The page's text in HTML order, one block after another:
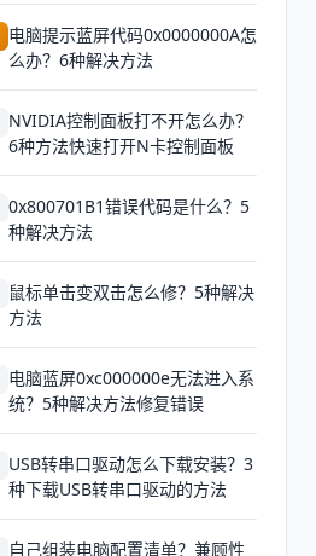
电脑提示蓝屏代码0x0000000A怎
么办？6种解决方法
NVIDIA控制面板打不开怎么办？
6种方法快速打开N卡控制面板
0x800701B1错误代码是什么？5
种解决方法
鼠标单击变双击怎么修？5种解决
方法
电脑蓝屏0xc000000e无法进入系
统？5种解决方法修复错误
USB转串口驱动怎么下载安装？3
种下载USB转串口驱动的方法
自己组装电脑配置清单？兼顾性